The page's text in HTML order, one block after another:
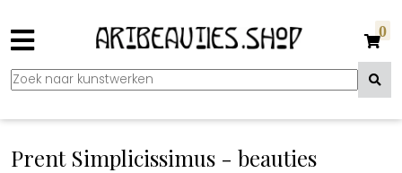
0
Prent Simplicissimus - beauties